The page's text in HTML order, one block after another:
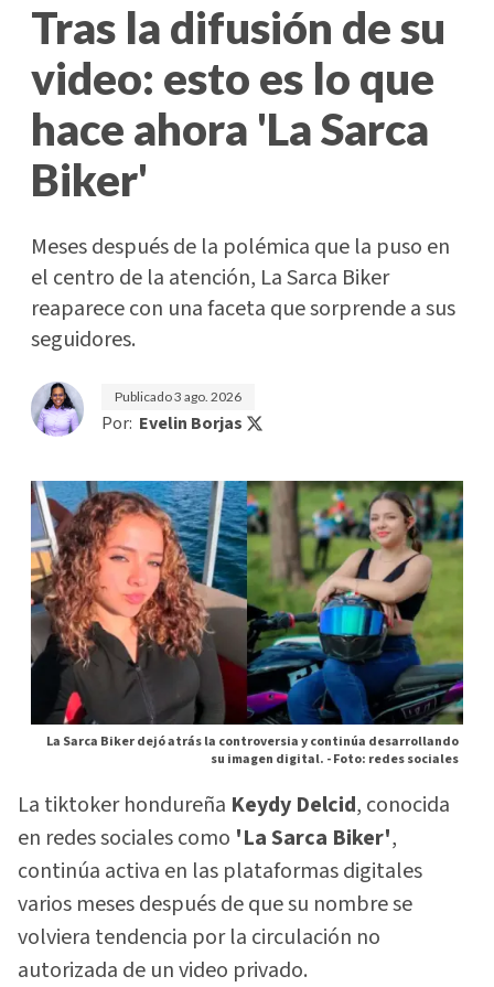
Tras la difusión de su
video: esto es lo que
hace ahora 'La Sarca
Biker'
Meses después de la polémica que la puso en
el centro de la atención, La Sarca Biker
reaparece con una faceta que sorprende a sus
seguidores.
Publicado3 ago. 2026
Por: Evelin Borjas
La Sarca Biker dejó atrás la controversia y continúa desarrollando
su imagen digital. -Foto: redes sociales
La tiktoker hondureña Keydy Delcid, conocida
en redes sociales como 'La Sarca Biker',
continúa activa en las plataformas digitales
varios meses después de que su nombre se
volviera tendencia por la circulación no
autorizada de un video privado.